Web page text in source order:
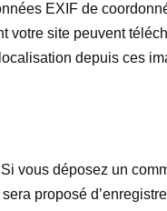
EXIF de
votre site peuvent
depuis ces
Si vous déposez un
proposé